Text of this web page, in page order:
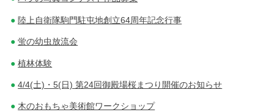
陸上自衛隊駒門駐屯地創立64周年記念行事
蛍の幼虫放流会
植林体験
4/4(土)・5(日) 第24回御殿場桜まつり開催のお知らせ
木のおもちゃ美術館ワークショップ